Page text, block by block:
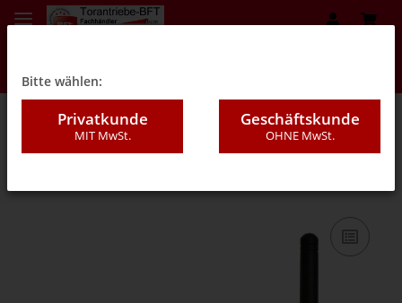
08F - Kennzeichenerkennung
Bitte wählen:
Privatkunde
MIT MwSt.
Geschäftskunde
OHNE MwSt.